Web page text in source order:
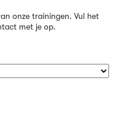
onze trainingen. Vul het
met je op.